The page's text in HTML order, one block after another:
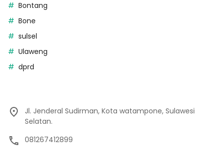
Bontang
Bone
sulsel
Ulaweng
dprd
Jl. Jenderal Sudirman, Kota watampone, Sulawesi
Selatan.
081267412899